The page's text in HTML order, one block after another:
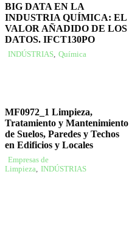
BIG DATA EN LA
INDUSTRIA QUÍMICA: EL
VALOR AÑADIDO DE LOS
DATOS. IFCT130PO
INDÚSTRIAS Química
MF0972_1 Limpieza,
Tratamiento y Mantenimiento
de Suelos, Paredes y Techos
en Edificios y Locales
Empresas de
Limpieza, INDÚSTRIAS